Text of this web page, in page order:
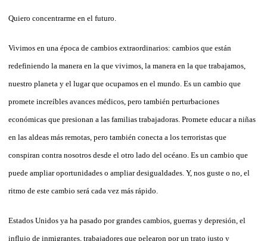
Quiero concentrarme en el futuro.
Vivimos en una época de cambios extraordinarios: cambios que están
redefiniendo la manera en la que vivimos, la manera en la que trabajamos,
nuestro planeta y el lugar que ocupamos en el mundo. Es un cambio que
promete increíbles avances médicos, pero también perturbaciones
económicas que presionan a las familias trabajadoras. Promete educar a niñas
en las aldeas más remotas, pero también conecta a los terroristas que
conspiran contra nosotros desde el otro lado del océano. Es un cambio que
puede ampliar oportunidades o ampliar desigualdades. Y, nos guste o no, el
ritmo de este cambio será cada vez más rápido.
Estados Unidos ya ha pasado por grandes cambios, guerras y depresión, el
influjo de inmigrantes, trabajadores que pelearon por un trato justo y